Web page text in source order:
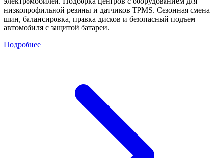
низкопрофильной резины и датчиков TPMS. Сезонная смена
шин, балансировка, правка дисков и безопасный подъем
автомобиля с защитой батареи.
Подробнее